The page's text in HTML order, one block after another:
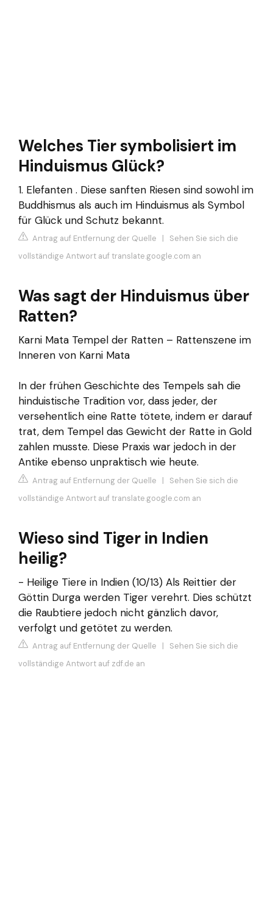
Welches Tier symbolisiert im
Hinduismus Glück?
1. Elefanten . Diese sanften Riesen sind sowohl im
Buddhismus als auch im Hinduismus als Symbol
für Glück und Schutz bekannt.
Antrag auf Entfernung der Quelle | Sehen Sie sich die
vollständige Antwort auf translate.google.com an
Was sagt der Hinduismus über
Ratten?
Karni Mata Tempel der Ratten – Rattenszene im
Inneren von Karni Mata
In der frühen Geschichte des Tempels sah die
hinduistische Tradition vor, dass jeder, der
versehentlich eine Ratte tötete, indem er darauf
trat, dem Tempel das Gewicht der Ratte in Gold
zahlen musste. Diese Praxis war jedoch in der
Antike ebenso unpraktisch wie heute.
Antrag auf Entfernung der Quelle | Sehen Sie sich die
vollständige Antwort auf translate.google.com an
Wieso sind Tiger in Indien
heilig?
- Heilige Tiere in Indien (10/13) Als Reittier der
Göttin Durga werden Tiger verehrt. Dies schützt
die Raubtiere jedoch nicht gänzlich davor,
verfolgt und getötet zu werden.
Antrag auf Entfernung der Quelle | Sehen Sie sich die
vollständige Antwort auf zdf.de an